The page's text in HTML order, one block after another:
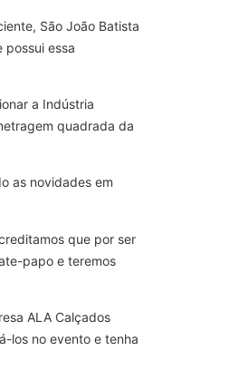
São João Batista
possui essa
a Indústria
quadrada da
as novidades em
que por ser
papo e teremos
ALA Calçados
los no evento e tenha